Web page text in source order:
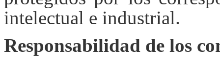
intelectual e industrial.
Responsabilidad de los